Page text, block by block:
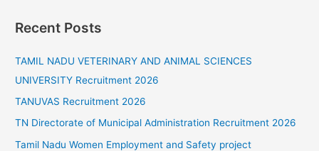
Recent Posts
TAMIL NADU VETERINARY AND ANIMAL SCIENCES
UNIVERSITY Recruitment 2026
TANUVAS Recruitment 2026
TN Directorate of Municipal Administration Recruitment 2026
Tamil Nadu Women Employment and Safety project